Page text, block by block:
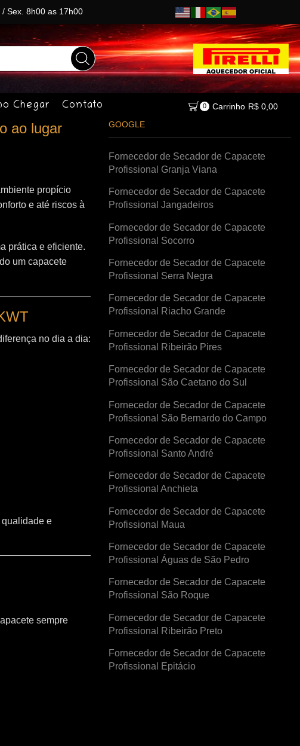
Sex. 8h00 as 17h00
Chegar Contato 0 Carrinho R$0,00
ao lugar
propício
e até riscos à
prática e eficiente.
um capacete
no dia a dia:
qualidade e
sempre
GOOGLE
Fornecedor de Secador de Capacete
Profissional Granja Viana
Fornecedor de Secador de Capacete
Profissional Jangadeiros
Fornecedor de Secador de Capacete
Profissional Socorro
Fornecedor de Secador de Capacete
Profissional Serra Negra
Fornecedor de Secador de Capacete
Profissional Riacho Grande
Fornecedor de Secador de Capacete
Profissional Ribeirão Pires
Fornecedor de Secador de Capacete
Profissional São Caetano do Sul
Fornecedor de Secador de Capacete
Profissional São Bernardo do Campo
Fornecedor de Secador de Capacete
Profissional Santo André
Fornecedor de Secador de Capacete
Profissional Anchieta
Fornecedor de Secador de Capacete
Profissional Maua
Fornecedor de Secador de Capacete
Profissional Águas de São Pedro
Fornecedor de Secador de Capacete
Profissional São Roque
Fornecedor de Secador de Capacete
Profissional Ribeirão Preto
Fornecedor de Secador de Capacete
Profissional Epitácio